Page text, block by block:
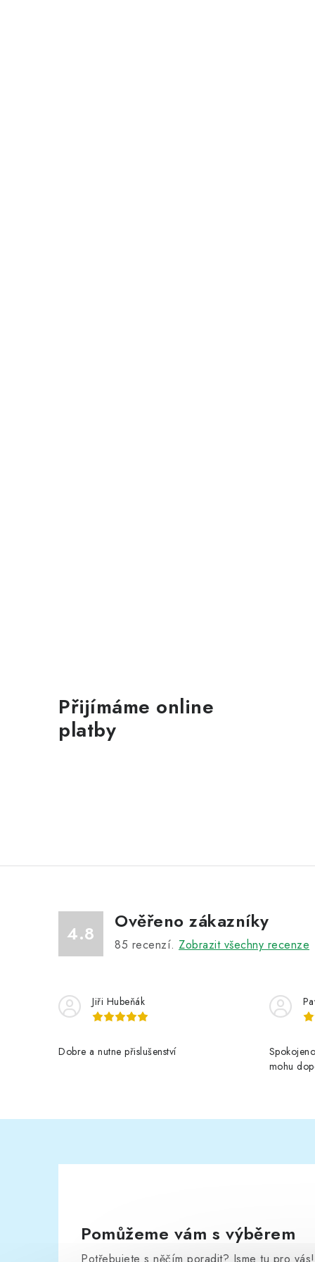
Přijímáme online
platby
4.8
Ověřeno zákazníky
85 recenzí. Zobrazit všechny recenze
Jiři Hubeňák
Dobre a nutne přislušenství
mohu
Pomůžeme vám s výběrem